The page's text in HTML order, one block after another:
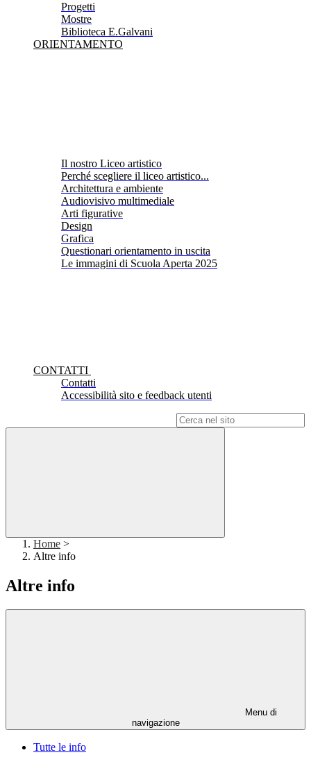
Progetti
Mostre
Biblioteca E.Galvani
ORIENTAMENTO
Il nostro Liceo artistico
Perché scegliere il liceo artistico...
Architettura e ambiente
Audiovisivo multimediale
Arti figurative
Design
Grafica
Questionari orientamento in uscita
Le immagini di Scuola Aperta 2025
CONTATTI
Contatti
Accessibilità sito e feedback utenti
Home >
Altre info
Altre info
Menu di
navigazione
Tutte le info